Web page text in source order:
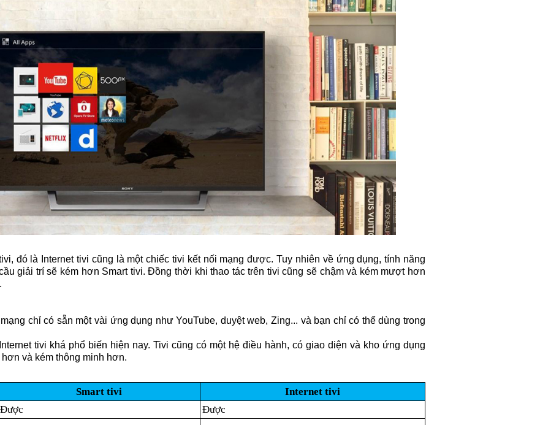
đó là Internet tivi cũng là một chiếc tivi kết nối mạng được. Tuy nhiên về ứng dụng, tính năng
giải trí sẽ kém hơn Smart tivi. Đồng thời khi thao tác trên tivi cũng sẽ chậm và kém mượt hơn
chỉ có sẵn một vài ứng dụng như YouTube, duyệt web, Zing... và bạn chỉ có thể dùng trong
tivi khá phổ biến hiện nay. Tivi cũng có một hệ điều hành, có giao diện và kho ứng dụng
và kém thông minh hơn.
Smart tivi
Internet tivi
Được
Được